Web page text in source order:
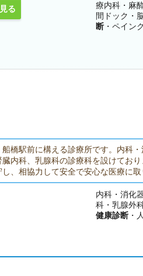
る
療内科・麻
間ドック・
断 ・ペイン
橋駅前に構える診療所です。内科
内科、乳腺科の診療科を設けており
、相協力して安全で安心な医療に取
内科・消化
科・乳腺外
健康診断 ・